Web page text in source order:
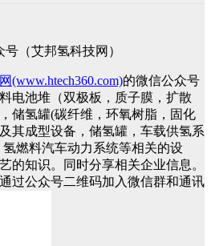
（艾邦氢科技网）
(www.htech360.com)的微信公众号
电池堆（双极板，质子膜，扩散
储氢罐(碳纤维，环氧树脂，固化
其成型设备，储氢罐，车载供氢系
燃料汽车动力系统等相关的设
的知识。同时分享相关企业信息。
过公众号二维码加入微信群和通讯